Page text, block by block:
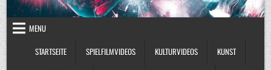
MENU
STARTSEITE
SPIELFILMVIDEOS KULTURVIDEOS KUNST